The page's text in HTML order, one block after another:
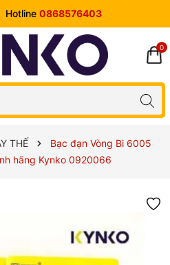
Hotline 0868576403
0
THẾ
Bạc đạn Vòng Bi 6005
hãng Kynko 0920066